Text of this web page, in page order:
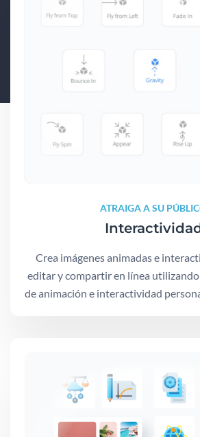
ATRAIGA A SU
Crea imágenes animadas e
editar y compartir en línea
de animación e interactividad